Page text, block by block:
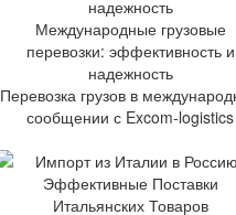
Международные грузовые
перевозки: эффективность и
надежность
Перевозка грузов в
сообщении с Excom-logistics